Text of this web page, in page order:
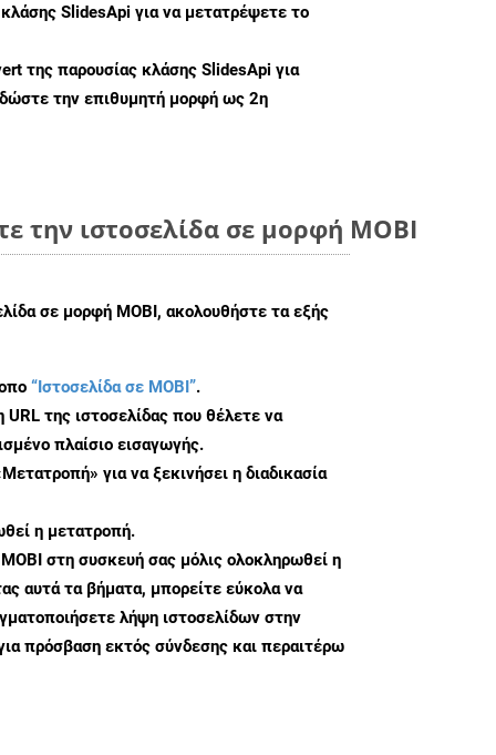
SlidesApi για να μετατρέψετε το
της παρουσίας κλάσης SlidesApi για
την επιθυμητή μορφή ως 2η
την ιστοσελίδα σε μορφή MOBI
σε μορφή MOBI, ακολουθήστε τα εξής
“Ιστοσελίδα σε MOBI”.
URL της ιστοσελίδας που θέλετε να
πλαίσιο εισαγωγής.
για να ξεκινήσει η διαδικασία
η μετατροπή.
στη συσκευή σας μόλις ολοκληρωθεί η
αυτά τα βήματα, μπορείτε εύκολα να
λήψη ιστοσελίδων στην
πρόσβαση εκτός σύνδεσης και περαιτέρω